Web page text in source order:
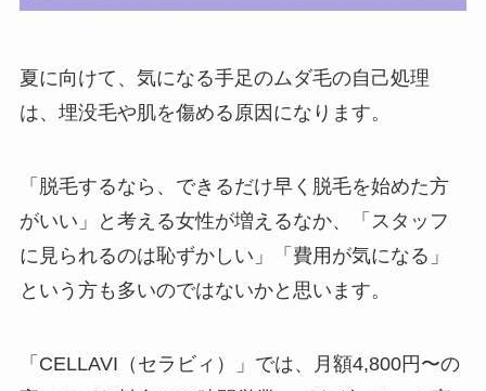
夏に向けて、気になる手足のムダ毛の自己処理
は、埋没毛や肌を傷める原因になります。
「脱毛するなら、できるだけ早く脱毛を始めた方
がいい」と考える女性が増えるなか、「スタッフ
に見られるのは恥ずかしい」「費用が気になる」
という方も多いのではないかと思います。
「CELLAVI（セラビィ）」では、月額4,800円〜の